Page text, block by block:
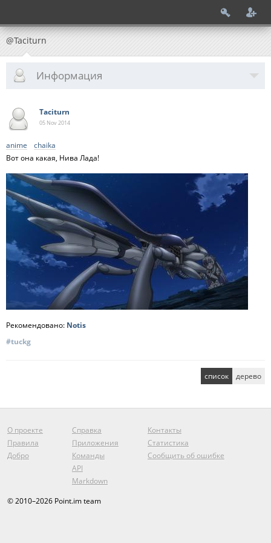
@Taciturn
Информация
Taciturn
05 Nov2014
anime
chaika
Вот она какая, Нива Лада!
Рекомендовано: Notis
#tuckg
список дерево
О проекте
Правила
Добро
Справка
Приложения
Команды
API
Markdown
Контакты
Статистика
Сообщить об ошибке
© 2010–2026 Point.im team